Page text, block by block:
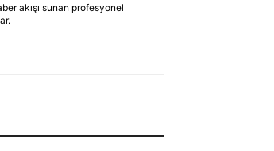
akışı sunan profesyonel